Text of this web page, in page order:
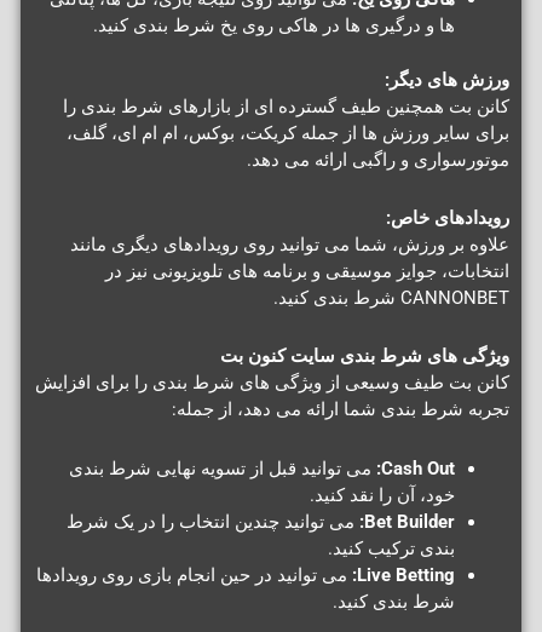
ها و درگیری ها در هاکی روی یخ شرط بندی کنید.
ورزش های دیگر:
کانن بت همچنین طیف گسترده ای از بازارهای شرط بندی را
برای سایر ورزش ها از جمله کریکت، بوکس، ام ام ای، گلف،
موتورسواری و راگبی ارائه می دهد.
رویدادهای خاص:
علاوه بر ورزش، شما می توانید روی رویدادهای دیگری مانند
انتخابات، جوایز موسیقی و برنامه های تلویزیونی نیز در
CANNONBET شرط بندی کنید.
ویژگی های شرط بندی سایت کنون بت
کانن بت طیف وسیعی از ویژگی های شرط بندی را برای افزایش
تجربه شرط بندی شما ارائه می دهد، از جمله:
Cash Out: می توانید قبل از تسویه نهایی شرط بندی
خود، آن را نقد کنید.
Bet Builder: می توانید چندین انتخاب را در یک شرط
بندی ترکیب کنید.
Live Betting: می توانید در حین انجام بازی روی رویدادها
شرط بندی کنید.